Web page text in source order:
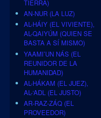
TIERRA)
AN-NUR (LA LUZ)
AL-HÁIY (EL VIVIENTE),
AL-QAIYÚM (QUIEN SE
BASTA A SÍ MISMO)
YAAMI’UN NÁS (EL
REUNIDOR DE LA
HUMANIDAD)
AL-HÁKAM (EL JUEZ),
AL-‘ADL (EL JUSTO)
AR-RAZ-ZÁQ (EL
PROVEEDOR)